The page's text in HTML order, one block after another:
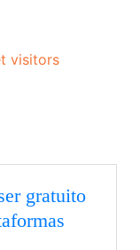
visitors
gratuito